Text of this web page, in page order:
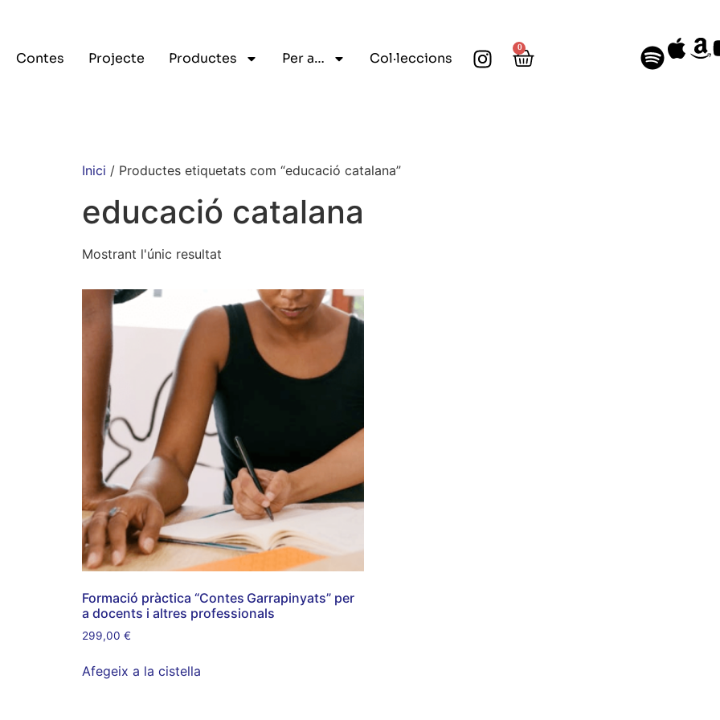
Contes Projecte Productes Per a… Col·leccions
0
Inici / Productes etiquetats com “educació catalana”
educació catalana
Mostrant l'únic resultat
Formació pràctica “Contes Garrapinyats” per
a docents i altres professionals
299,00 €
Afegeix a la cistella